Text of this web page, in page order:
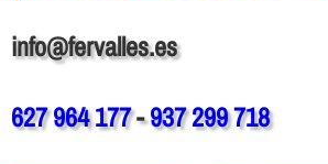
info@fervalles.es
627 964 177-937 299 718